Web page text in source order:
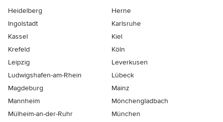
Heidelberg
Herne
Ingolstadt
Karlsruhe
Kassel
Kiel
Krefeld
Köln
Leipzig
Leverkusen
Ludwigshafen-am-Rhein
Lübeck
Magdeburg
Mainz
Mannheim
Mönchen­gladbach
Mülheim-an-der-Ruhr
München